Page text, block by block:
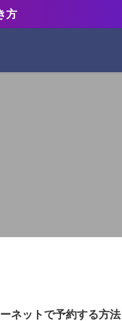
方
ネットで予約する方法